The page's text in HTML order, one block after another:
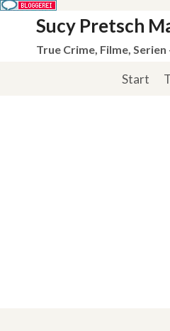
springen
Sucy Pretsch
True Crime, Filme, Serien
Start